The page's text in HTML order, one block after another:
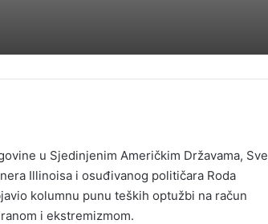
u Sjedinjenim Američkim Državama,
Illinoisa i osuđivanog političara Roda
kolumnu punu teških optužbi na račun
i ekstremizmom.